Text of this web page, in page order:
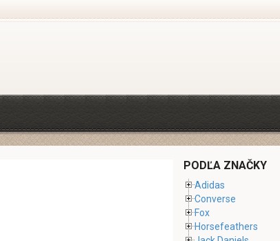
PODĽA ZNAČKY
Adidas
Converse
Fox
Horsefeathers